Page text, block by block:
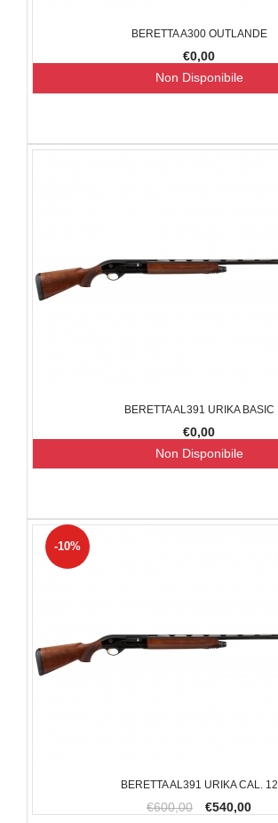
BERETTA A300 OUTLANDE
€0,00
Non Disponibile
BERETTA AL391 URIKA BASIC
€0,00
Non Disponibile
BERETTA AL391 URIKA CAL. 12
€600,00 €540,00
-10%